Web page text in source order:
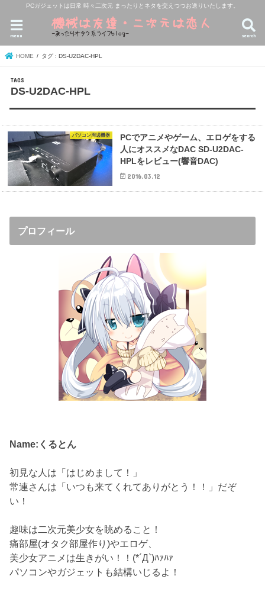
PCガジェットは日常 時々二次元 まったりとネタを交えつつお送りいたします。
search
menu
HOME タグ : DS-U2DAC-HPL
DS-U2DAC-HPL
パソコン周辺機器
PCでアニメやゲーム、エロゲをする
人にオススメなDAC SD-U2DAC-
HPLをレビュー(響音DAC)
2016.03.12
プロフィール
Name:くるとん
初見な人は「はじめまして！」
常連さんは「いつも来てくれてありがとう！！」だぞ
い！
趣味は二次元美少女を眺めること！
痛部屋(オタク部屋作り)やエロゲ、
美少女アニメは生きがい！！(*´Д`)ﾊｧﾊｧ
パソコンやガジェットも結構いじるよ！